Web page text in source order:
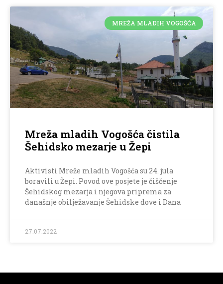
MREŽA MLADIH VOGOŠĆA
Mreža mladih Vogošća čistila
Šehidsko mezarje u Žepi
Aktivisti Mreže mladih Vogošća su 24. jula
boravili u Žepi. Povod ove posjete je čiščenje
Šehidskog mezarja i njegova priprema za
današnje obilježavanje Šehidske dove i Dana
27.07.2022